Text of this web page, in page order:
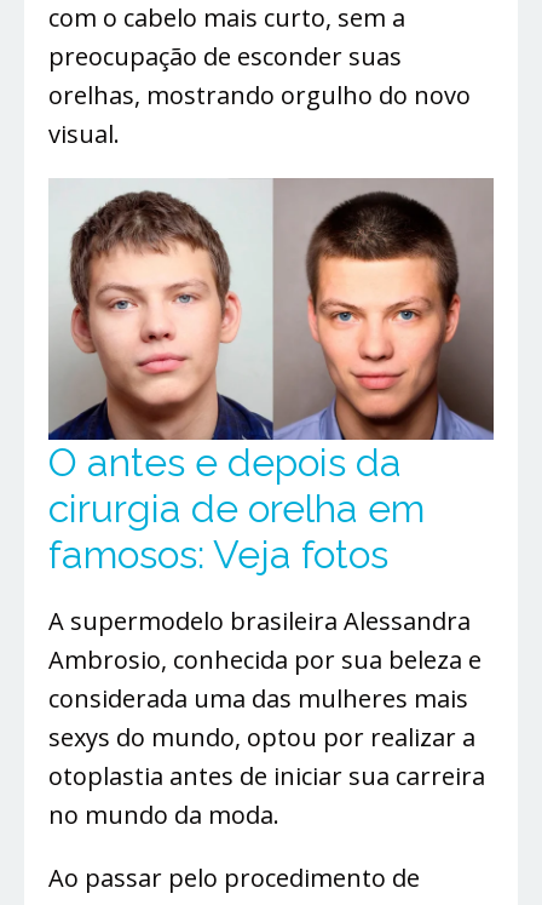
com o cabelo mais curto, sem a
preocupação de esconder suas
orelhas, mostrando orgulho do novo
visual.
O antes e depois da
cirurgia de orelha em
famosos: Veja fotos
A supermodelo brasileira Alessandra
Ambrosio, conhecida por sua beleza e
considerada uma das mulheres mais
sexys do mundo, optou por realizar a
otoplastia antes de iniciar sua carreira
no mundo da moda.
Ao passar pelo procedimento de